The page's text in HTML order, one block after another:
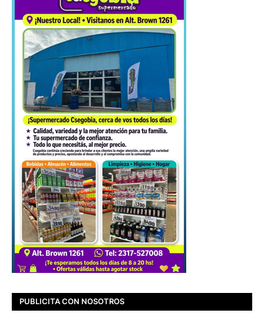
PUBLICITA CON NOSOTROS